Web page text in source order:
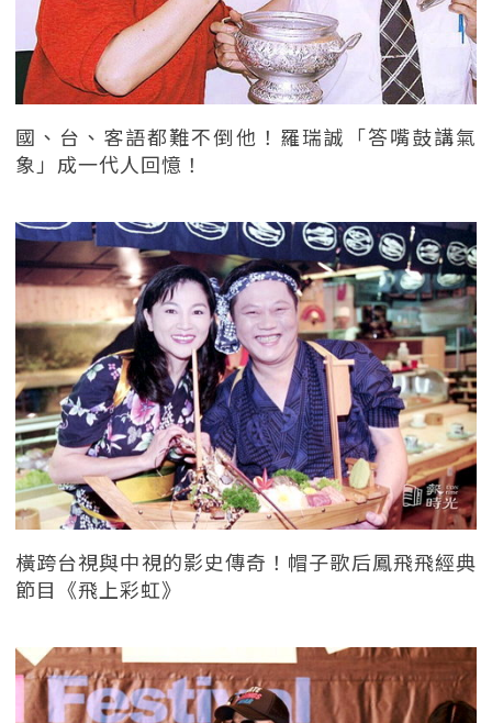
國、台、客語都難不倒他！羅瑞誠「答嘴鼓講氣
象」成一代人回憶！
橫跨台視與中視的影史傳奇！帽子歌后鳳飛飛經典
節目《飛上彩虹》